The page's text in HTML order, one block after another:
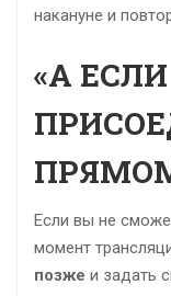
накануне и
«А
Если вы не
момент
позже и задать